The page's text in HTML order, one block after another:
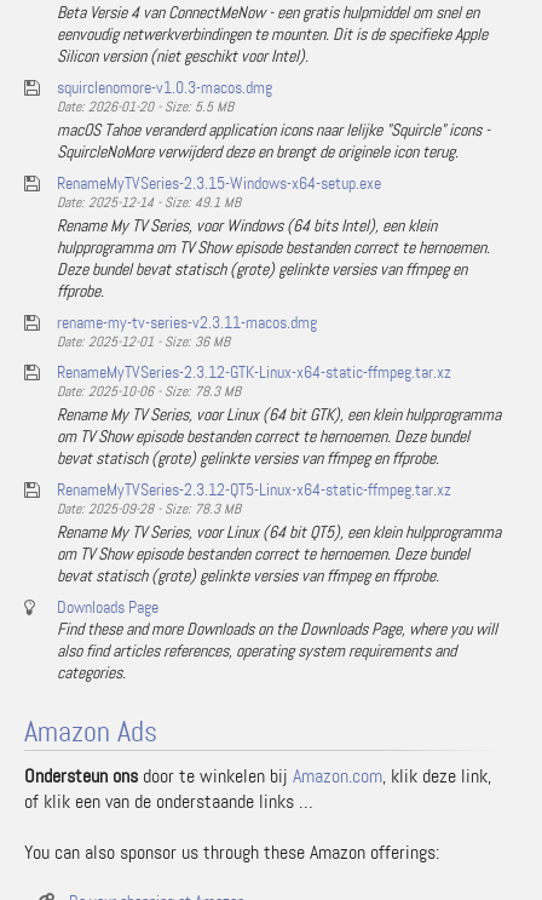
Beta Versie 4 van ConnectMeNow - een gratis hulpmiddel om snel en
eenvoudig netwerkverbindingen te mounten. Dit is de specifieke Apple
Silicon version (niet geschikt voor Intel).
squirclenomore-v1.0.3-macos.dmg
Date: 2026-01-20 - Size: 5.5 MB
macOS Tahoe veranderd application icons naar lelijke "Squircle" icons -
SquircleNoMore verwijderd deze en brengt de originele icon terug.
RenameMyTVSeries-2.3.15-Windows-x64-setup.exe
Date: 2025-12-14 - Size: 49.1 MB
Rename My TV Series, voor Windows (64 bits Intel), een klein
hulpprogramma om TV Show episode bestanden correct te hernoemen.
Deze bundel bevat statisch (grote) gelinkte versies van ffmpeg en
ffprobe.
rename-my-tv-series-v2.3.11-macos.dmg
Date: 2025-12-01 - Size: 36 MB
RenameMyTVSeries-2.3.12-GTK-Linux-x64-static-ffmpeg.tar.xz
Date: 2025-10-06 - Size: 78.3 MB
Rename My TV Series, voor Linux (64 bit GTK), een klein hulpprogramma
om TV Show episode bestanden correct te hernoemen. Deze bundel
bevat statisch (grote) gelinkte versies van ffmpeg en ffprobe.
RenameMyTVSeries-2.3.12-QT5-Linux-x64-static-ffmpeg.tar.xz
Date: 2025-09-28 - Size: 78.3 MB
Rename My TV Series, voor Linux (64 bit QT5), een klein hulpprogramma
om TV Show episode bestanden correct te hernoemen. Deze bundel
bevat statisch (grote) gelinkte versies van ffmpeg en ffprobe.
Downloads Page
Find these and more Downloads on the Downloads Page, where you will
also find articles references, operating system requirements and
categories.
Amazon Ads
Ondersteun ons door te winkelen bij Amazon.com, klik deze link,
of klik een van de onderstaande links …
You can also sponsor us through these Amazon offerings: